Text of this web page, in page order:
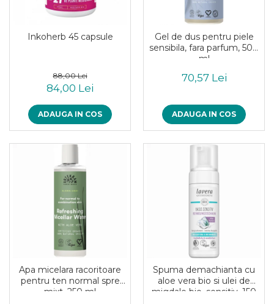
Mixuri bio si blaturi
Ciocolata, cacao si cafea
Cafea bio din cereale
Condimente si supe bio
Mancare asiatica bio
Sare si mixuri de sare
Dulceata si creme bio
Compoturi bio
Creme bio din nuci si alune
Gemuri si dulceata bio
Piure bio din fructe
Inkoherb 45 capsule
88,00 Lei
84,00 Lei
ADAUGA IN COS
Gel de dus pentru piele
sensibila, fara parfum, 500
ml
70,57 Lei
ADAUGA IN COS
Apa micelara racoritoare
pentru ten normal spre
mixt, 250 ml
Spuma demachianta cu
aloe vera bio si ulei de
migdale bio, sensitiv, 150